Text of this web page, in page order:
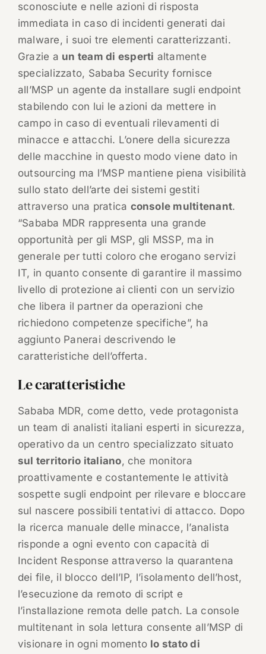
sconosciute e nelle azioni di risposta
immediata in caso di incidenti generati dai
malware, i suoi tre elementi caratterizzanti.
Grazie a un team di esperti altamente
specializzato, Sababa Security fornisce
all’MSP un agente da installare sugli endpoint
stabilendo con lui le azioni da mettere in
campo in caso di eventuali rilevamenti di
minacce e attacchi. L’onere della sicurezza
delle macchine in questo modo viene dato in
outsourcing ma l’MSP mantiene piena visibilità
sullo stato dell’arte dei sistemi gestiti
attraverso una pratica console multitenant.
“Sababa MDR rappresenta una grande
opportunità per gli MSP, gli MSSP, ma in
generale per tutti coloro che erogano servizi
IT, in quanto consente di garantire il massimo
livello di protezione ai clienti con un servizio
che libera il partner da operazioni che
richiedono competenze specifiche”, ha
aggiunto Panerai descrivendo le
caratteristiche dell’offerta.
Le caratteristiche
Sababa MDR, come detto, vede protagonista
un team di analisti italiani esperti in sicurezza,
operativo da un centro specializzato situato
sul territorio italiano, che monitora
proattivamente e costantemente le attività
sospette sugli endpoint per rilevare e bloccare
sul nascere possibili tentativi di attacco. Dopo
la ricerca manuale delle minacce, l’analista
risponde a ogni evento con capacità di
Incident Response attraverso la quarantena
dei file, il blocco dell’IP, l’isolamento dell’host,
l’esecuzione da remoto di script e
l’installazione remota delle patch. La console
multitenant in sola lettura consente all’MSP di
visionare in ogni momento lo stato di